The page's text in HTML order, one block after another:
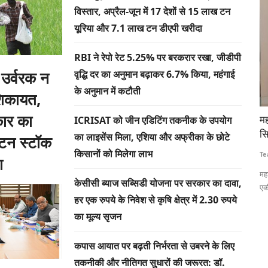
न
का
स्टॉक
विस्तार, अप्रैल-जून में 17 देशों से 15 लाख टन
यूरिया और 7.1 लाख टन डीएपी खरीदा
RBI ने रेपो रेट 5.25% पर बरकरार रखा, जीडीपी
वृद्धि दर का अनुमान बढ़ाकर 6.7% किया, महंगाई
के अनुमान में कटौती
ICRISAT को जीन एडिटिंग तकनीक के उपयोग
का लाइसेंस मिला, एशिया और अफ्रीका के छोटे
किसानों को मिलेगा लाभ
केसीसी ब्याज सब्सिडी योजना पर सरकार का दावा,
हर एक रुपये के निवेश से कृषि क्षेत्र में 2.30 रुपये
का मूल्य सृजन
कपास आयात पर बढ़ती निर्भरता से उबरने के लिए
तकनीकी और नीतिगत सुधारों की जरूरत: डॉ.
का
बहुमत
महाराष्ट्र FDA बनाएगा अमेरिकी तर्ज पर डिजिटल फूड सेफ्टी
सिस्टम, बढ़ती शिकायतों के बीच ब्लॉकचेन से होगी निगरानी
Team RuralVoice Jul 20, 2026
एकीकृत डिजिटल...